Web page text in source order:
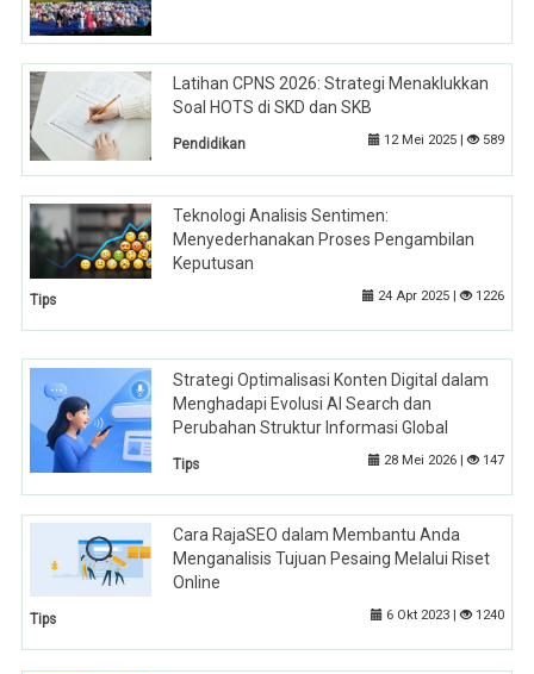
Latihan CPNS 2026: Strategi Menaklukkan
Soal HOTS di SKD dan SKB
Pendidikan 12 Mei 2025 | 589
Teknologi Analisis Sentimen:
Menyederhanakan Proses Pengambilan
Keputusan
Tips 24 Apr 2025 | 1226
Strategi Optimalisasi Konten Digital dalam
Menghadapi Evolusi AI Search dan
Perubahan Struktur Informasi Global
Tips 28 Mei 2026 | 147
Cara RajaSEO dalam Membantu Anda
Menganalisis Tujuan Pesaing Melalui Riset
Online
Tips 6 Okt 2023 | 1240